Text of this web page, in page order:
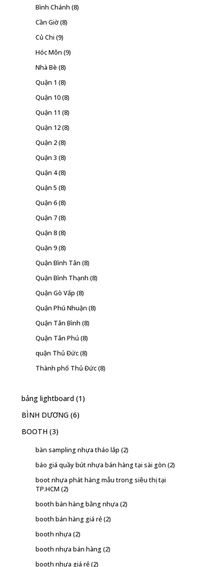
Bình Chánh (8)
Cần Giờ(8)
Củ Chi (9)
Hóc Môn (9)
Nhà Bè (8)
Quận 1 (8)
Quận 10(8)
Quận 11 (8)
Quận 12(8)
Quận 2(8)
Quận 3 (8)
Quận 4(8)
Quận 5 (8)
Quận 6(8)
Quận 7(8)
Quận 8(8)
Quận 9(8)
Quận Bình Tân (8)
Quận Bình Thạnh (8)
Quận Gò Vấp (8)
Quận Phú Nhuận (8)
Quận Tân Bình (8)
Quận Tân Phú (8)
quận Thủ Đức(8)
Thành phố Thủ Đức(8)
bảng lightboard (1)
BÌNH DƯƠNG (6)
BOOTH (3)
bàn sampling nhựa tháo lắp (2)
báo giá quầy bút nhựa bán hàng tại sài gòn (2)
boot nhựa phát hàng mẫu trong siêu thị tại
TP.HCM (2)
booth bán hàng bằng nhựa (2)
booth bán hàng giá rẻ(2)
booth nhựa (2)
booth nhựa bán hàng(2)
booth nhựa giá rẻ(2)